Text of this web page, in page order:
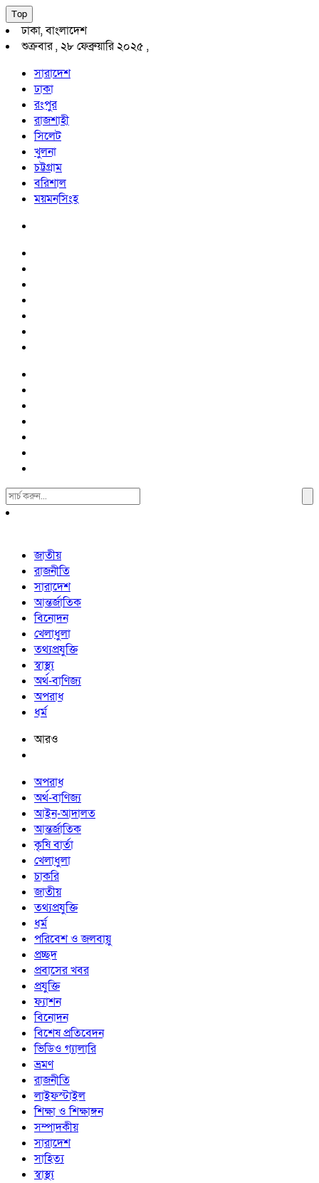
Top
ঢাকা, বাংলাদেশ
শুক্রবার , ২৮ ফেব্রুয়ারি ২০২৫ ,
সারাদেশ
ঢাকা
রংপুর
রাজশাহী
সিলেট
খুলনা
চট্টগ্রাম
বরিশাল
ময়মনসিংহ
Search
For:
জাতীয়
রাজনীতি
সারাদেশ
আন্তর্জাতিক
বিনোদন
খেলাধুলা
তথ্যপ্রযুক্তি
স্বাস্থ্য
অর্থ-বাণিজ্য
অপরাধ
ধর্ম
আরও
অপরাধ
অর্থ-বাণিজ্য
আইন-আদালত
আন্তর্জাতিক
কৃষি বার্তা
খেলাধুলা
চাকরি
জাতীয়
তথ্যপ্রযুক্তি
ধর্ম
পরিবেশ ও জলবায়ু
প্রচ্ছদ
প্রবাসের খবর
প্রযুক্তি
ফ্যাশন
বিনোদন
বিশেষ প্রতিবেদন
ভিডিও গ্যালারি
ভ্রমণ
রাজনীতি
লাইফস্টাইল
শিক্ষা ও শিক্ষাঙ্গন
সম্পাদকীয়
সারাদেশ
সাহিত্য
স্বাস্থ্য